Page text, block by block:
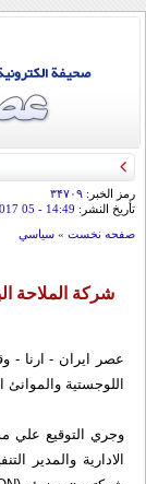
رمز الخبر: ۳۴۷۰۹
تأريخ النشر: 14:49
- 05 April 2017
صفحه نخست » سياسي
شركة الملاحة
عصر ايران - ارنا -
اللوجستية والموانئ
وجري التوقيع علي
الادارية والمدير